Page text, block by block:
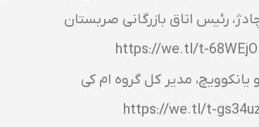
رئیس اتاق بازرگانی صربستان
https://we.tl/t-
یانکوویچ، مدیر کل گروه ام کی
https://we.tl/t-